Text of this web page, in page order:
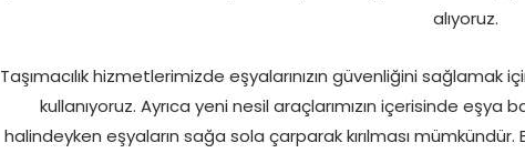
alıyoruz.
Taşımacılık hizmetlerimizde eşyalarınızın güvenliğini
kullanıyoruz. Ayrıca yeni nesil araçlarımızın içerisinde
halindeyken eşyaların sağa sola çarparak kırılması